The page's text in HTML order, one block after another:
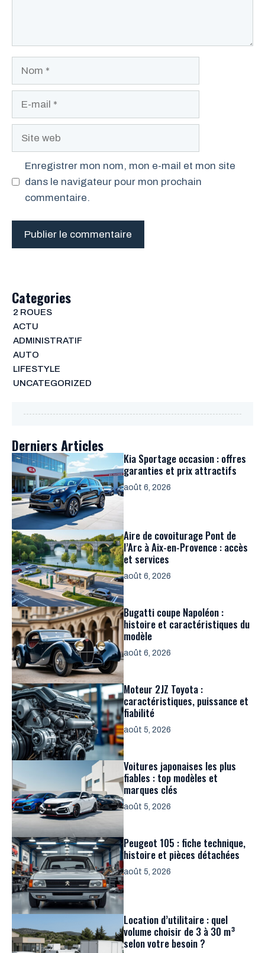
Enregistrer mon nom, mon e-mail et mon site
dans le navigateur pour mon prochain
commentaire.
Categories
2 ROUES
ACTU
ADMINISTRATIF
AUTO
LIFESTYLE
UNCATEGORIZED
Derniers Articles
Kia Sportage occasion : offres
garanties et prix attractifs
août 6, 2026
Aire de covoiturage Pont de
l’Arc à Aix-en-Provence : accès
et services
août 6, 2026
Bugatti coupe Napoléon :
histoire et caractéristiques du
modèle
août 6, 2026
Moteur 2JZ Toyota :
caractéristiques, puissance et
fiabilité
août 5, 2026
Voitures japonaises les plus
fiables : top modèles et
marques clés
août 5, 2026
Peugeot 105 : fiche technique,
histoire et pièces détachées
août 5, 2026
Location d’utilitaire : quel
volume choisir de 3 à 30 m³
selon votre besoin ?